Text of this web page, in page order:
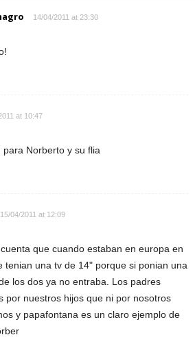
14/04/2011 at 23:30
at 10:47
Norberto y su flia
15/04/2011 at 12:09
que cuando estaban en europa en
tenian una tv de 14" porque si ponian una
los dos ya no entraba. Los padres
por nuestros hijos que ni por nosotros
y papafontana es un claro ejemplo de